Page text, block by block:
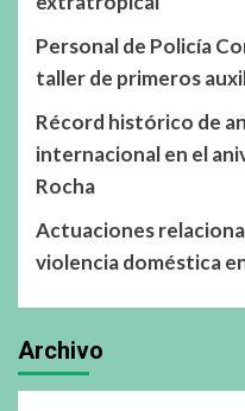
Personal de Policía
taller de primeros
Récord histórico de
internacional en el
Rocha
Actuaciones
violencia doméstica
Archivo